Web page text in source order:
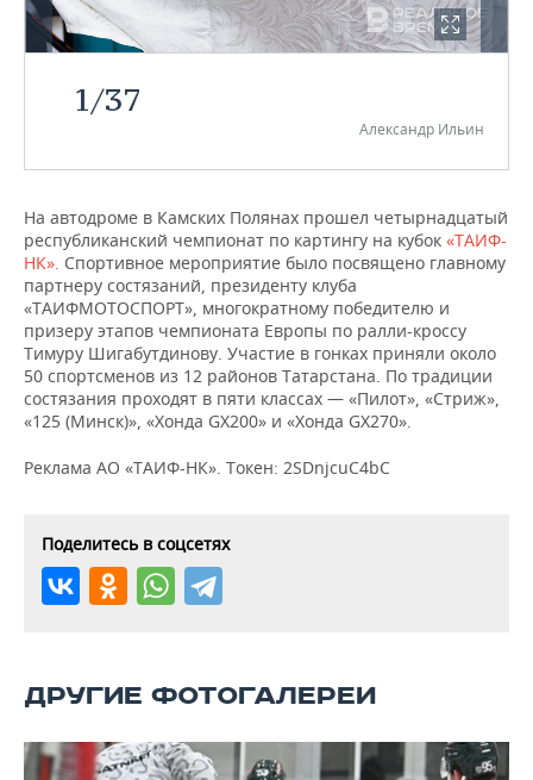
НЕФТЕХИМИЯ
ЭНЕРГЕТИКА
РОЗНИЧНАЯ ТОРГОВЛЯ
ТРАНСПОРТ
НОВОСТИ ТЕХНОЛОГИЙ
ТЕЛЕКОММУНИКАЦИИ
МЕРОПРИЯТИЯ
НОВОСТИ МЕРОПРИЯТИЙ
БИЗНЕС-БРАНЧИ
ONLINE-КОНФЕРЕНЦИИ
ОТКРЫТАЯ ЛЕКЦИЯ
СПОРТ
ФУТБОЛ
ХОККЕЙ
БАСКЕТБОЛ
ВОЛЕЙБОЛ
КИБЕРСПОРТ
ВОДНЫЕ ВИДЫ СПОРТА
ХОККЕЙ С МЯЧОМ
НОВОСТИ ОБЩЕСТВА
ВЛАСТЬ
ИНФРАСТРУКТУРА
ИСТОРИЯ
КУЛЬТУРА
ОБРАЗОВАНИЕ
ПРОИСШЕСТВИЯ
ФОТОГАЛЕРЕЯ
СЮЖЕТЫ
СПРАВОЧНИК
СПИСОК ПЕРСОН
СПИСОК КОМПАНИЙ
ПОЛНАЯ ВЕРСИЯ
1/37
Александр Ильин
На автодроме в Камских Полянах прошел четырнадцатый
республиканский чемпионат по картингу на кубок «ТАИФ-
НК». Спортивное мероприятие было посвящено главному
партнеру состязаний, президенту клуба
«ТАИФМОТОСПОРТ», многократному победителю и
призеру этапов чемпионата Европы по ралли-кроссу
Тимуру Шигабутдинову. Участие в гонках приняли около
50 спортсменов из 12 районов Татарстана. По традиции
состязания проходят в пяти классах — «Пилот», «Стриж»,
«125 (Минск)», «Хонда GX200» и «Хонда GX270».
Реклама АО «ТАИФ-НК». Токен: 2SDnjcuC4bC
Поделитесь в соцсетях
ДРУГИЕ ФОТОГАЛЕРЕИ